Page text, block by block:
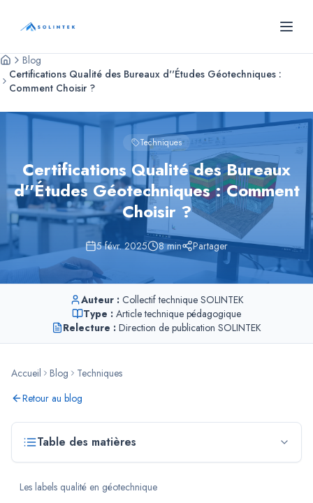
SOLINTEK- Bureau d'études géotechniques
Blog
Certifications Qualité des Bureaux d''Études Géotechniques :
Comment Choisir ?
Techniques
Certifications Qualité des Bureaux
d''Études Géotechniques : Comment
Choisir ?
5 févr. 2025 8min Partager
Auteur : Collectif technique SOLINTEK
Type : Article technique pédagogique
Relecture : Direction de publication SOLINTEK
Accueil Blog
Techniques
Retour au blog
Table des matières
Les labels qualité en géotechnique